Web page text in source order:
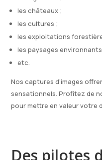
les châteaux ;
les cultures ;
les exploitations
les paysages
etc.
Nos captures d’images
sensationnels. Profitez de
pour mettre en valeur votre
Des pilotes